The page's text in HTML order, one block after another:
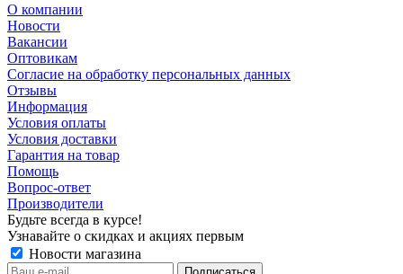
О компании
Новости
Вакансии
Оптовикам
Cогласие на обработку персональных данных
Отзывы
Информация
Условия оплаты
Условия доставки
Гарантия на товар
Помощь
Вопрос-ответ
Производители
Будьте всегда в курсе!
Узнавайте о скидках и акциях первым
Новости магазина